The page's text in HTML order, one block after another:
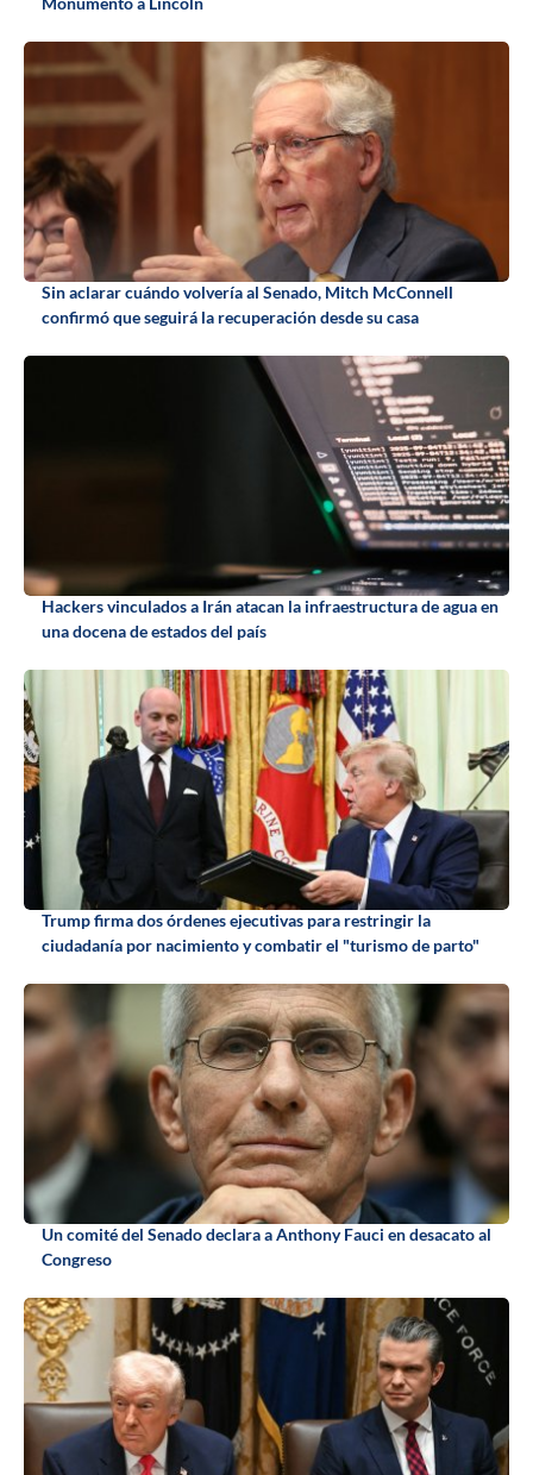
Sin aclarar cuándo volvería al Senado, Mitch McConnell
confirmó que seguirá la recuperación desde su casa
Hackers vinculados a Irán atacan la infraestructura de agua en
una docena de estados del país
Trump firma dos órdenes ejecutivas para restringir la
ciudadanía por nacimiento y combatir el "turismo de parto"
Un comité del Senado declara a Anthony Fauci en desacato al
Congreso